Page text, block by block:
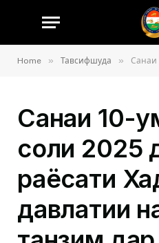
Home » Тавсифшуда » Санаи 10-уми октябри соли 2025 дар толори
Санаи 10-
соли 2025
раёсати
давлатии